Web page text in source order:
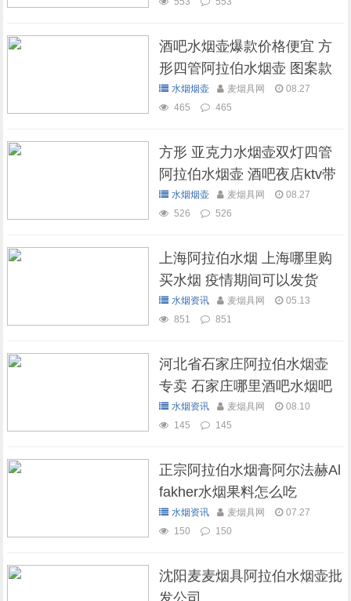
酒吧水烟壶爆款价格便宜 方
形四管阿拉伯水烟壶 图案款
水烟烟壶 麦烟具网
08.27
465
465
方形 亚克力水烟壶双灯四管
阿拉伯水烟壶 酒吧夜店ktv带
灯水烟壶
水烟烟壶 麦烟具网
08.27
526
526
上海阿拉伯水烟 上海哪里购
买水烟 疫情期间可以发货
吗？水烟资讯 麦烟具网
05.13
851
851
河北省石家庄阿拉伯水烟壶
专卖 石家庄哪里酒吧水烟吧
可以抽水烟
水烟资讯 麦烟具网
08.10
145
145
正宗阿拉伯水烟膏阿尔法赫Al
fakher水烟果料怎么吃
水烟资讯 麦烟具网
07.27
150
150
沈阳麦麦烟具阿拉伯水烟壶批
发公司